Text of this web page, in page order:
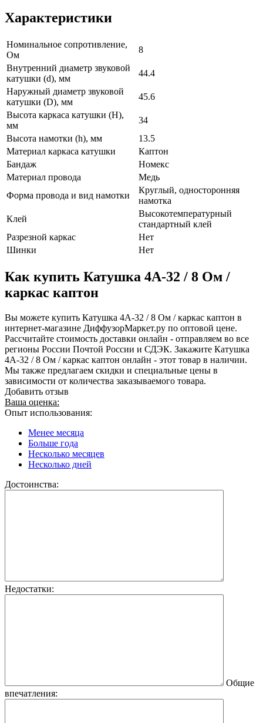
Характеристики
Номинальное сопротивление,
Ом
8
Внутренний диаметр звуковой
катушки (d), мм
44.4
Наружный диаметр звуковой
катушки (D), мм
45.6
Высота каркаса катушки (H),
мм
34
Высота намотки (h), мм
13.5
Материал каркаса катушки
Каптон
Бандаж
Номекс
Материал провода
Медь
Форма провода и вид намотки
Круглый, односторонняя
намотка
Клей
Высокотемпературный
стандартный клей
Разрезной каркас
Нет
Шинки
Нет
Как купить Катушка 4А-32 / 8 Ом /
каркас каптон
Вы можете купить Катушка 4А-32 / 8 Ом / каркас каптон в
интернет-магазине ДиффузорМаркет.ру по оптовой цене.
Рассчитайте стоимость доставки онлайн - отправляем во все
регионы России Почтой России и СДЭК. Закажите Катушка
4А-32 / 8 Ом / каркас каптон онлайн - этот товар в наличии.
Мы также предлагаем скидки и специальные цены в
зависимости от количества заказываемого товара.
Добавить отзыв
Ваша оценка:
Опыт использования:
Менее месяца
Больше года
Несколько месяцев
Несколько дней
Достоинства:
Недостатки:
Общие
впечатления: